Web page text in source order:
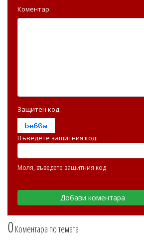
0Коментара по темата
Коментар:
Защитен код:
Въведете защитния код:
Моля, въведете защитния код